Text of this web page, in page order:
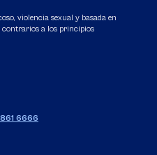
violencia sexual y basada en
contrarios a los principios
861 6666